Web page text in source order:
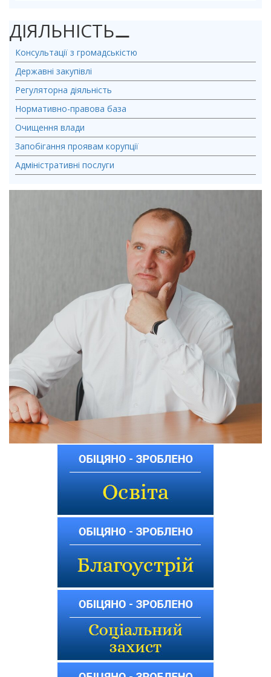
ДІЯЛЬНІСТЬ⚊
Консультації з громадськістю
Державні закупівлі
Регуляторна діяльність
Нормативно-правова база
Очищення влади
Запобігання проявам корупції
Адміністративні послуги